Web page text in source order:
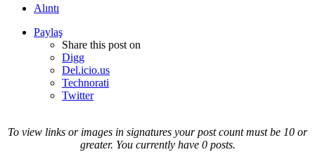
Alıntı
Paylaş
Share this post on
Digg
Del.icio.us
Technorati
Twitter
To view links or images in signatures your post count must be 10 or
greater. You currently have 0 posts.